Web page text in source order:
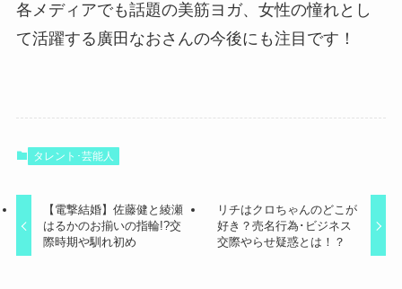
各メディアでも話題の美筋ヨガ、女性の憧れとし
て活躍する廣田なおさんの今後にも注目です！
タレント･芸能人
【電撃結婚】佐藤健と綾瀬
はるかのお揃いの指輪!?交
際時期や馴れ初め
リチはクロちゃんのどこが
好き？売名行為･ビジネス
交際やらせ疑惑とは！？